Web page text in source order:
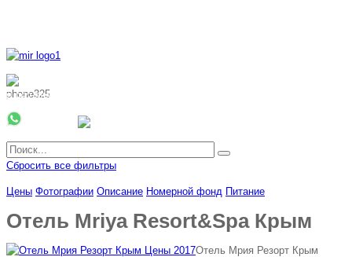
8 962 888 51 55
Сбросить все фильтры
Цены Фотографии Описание Номерной фонд Питание
Отель Mriya Resort&Spa Крым
Отель Мрия Резорт Крым